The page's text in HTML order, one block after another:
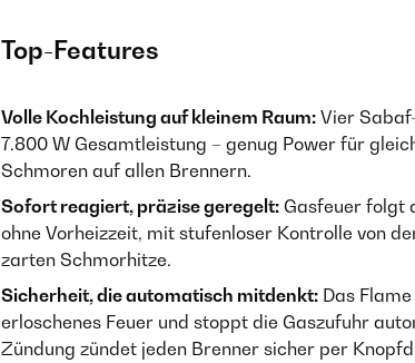
Top-Features
Volle Kochleistung auf kleinem Raum: Vier
7.800 W Gesamtleistung – genug Power für
Schmoren auf allen Brennern.
Sofort reagiert, präzise geregelt: Gasfeuer folgt
ohne Vorheizzeit, mit stufenloser Kontrolle von
zarten Schmorhitze.
Sicherheit, die automatisch mitdenkt: Das
erloschenes Feuer und stoppt die Gaszufuhr
Zündung zündet jeden Brenner sicher per